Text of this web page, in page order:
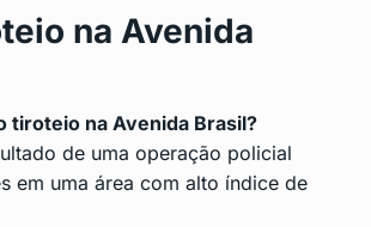
na Avenida
tiroteio na Avenida Brasil?
de uma operação policial
em uma área com alto índice de